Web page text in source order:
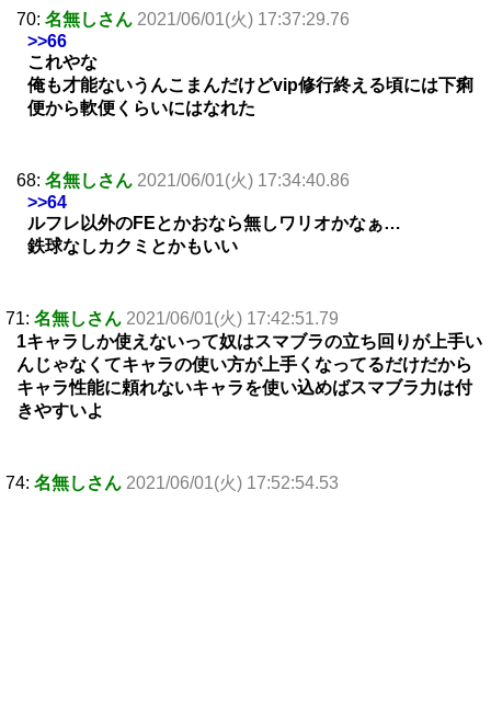
70: 名無しさん 2021/06/01(火) 17:37:29.76
>>66
これやな
俺も才能ないうんこまんだけどvip修行終える頃には下痢
便から軟便くらいにはなれた
68: 名無しさん 2021/06/01(火) 17:34:40.86
>>64
ルフレ以外のFEとかおなら無しワリオかなぁ…
鉄球なしカクミとかもいい
71: 名無しさん 2021/06/01(火) 17:42:51.79
1キャラしか使えないって奴はスマブラの立ち回りが上手い
んじゃなくてキャラの使い方が上手くなってるだけだから
キャラ性能に頼れないキャラを使い込めばスマブラ力は付
きやすいよ
74: 名無しさん 2021/06/01(火) 17:52:54.53